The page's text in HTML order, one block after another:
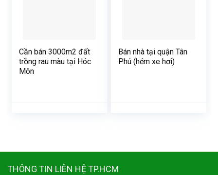
Cần bán 3000m2 đất
trồng rau màu tại Hóc
Môn
Bán nhà tại quận Tân
Phú (hẻm xe hơi)
THÔNG TIN LIÊN HỆ TP.HCM